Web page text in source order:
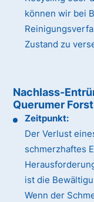
können wir bei
Zustand zu
Nachlass-
Querumer Forst
Zeitpunkt:
Der Verlust
schmerzhaftes
ist die
Wenn der